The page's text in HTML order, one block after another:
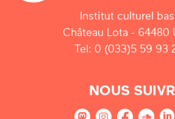
Institut culturel
Château Lota - 64480
Tel: 0 (033)5 59 93
NOUS